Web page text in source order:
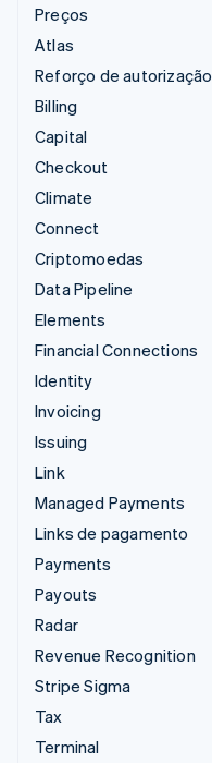
Preços
Atlas
Reforço de autorização
Billing
Capital
Checkout
Climate
Connect
Criptomoedas
Data Pipeline
Elements
Financial Connections
Identity
Invoicing
Issuing
Link
Managed Payments
Links de pagamento
Payments
Payouts
Radar
Revenue Recognition
Stripe Sigma
Tax
Terminal